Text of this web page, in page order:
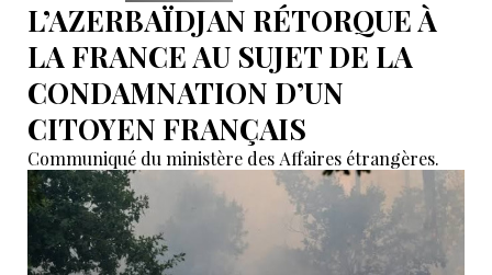
L’AZERBAÏDJAN RÉTORQUE À
LA FRANCE AU SUJET DE LA
CONDAMNATION D’UN
CITOYEN FRANÇAIS
Communiqué du ministère des Affaires étrangères.